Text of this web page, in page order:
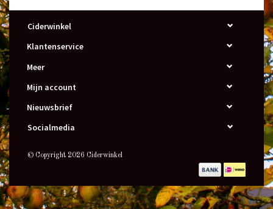
Ciderwinkel
Klantenservice
Meer
Mijn account
Nieuwsbrief
Socialmedia
© Copyright 2026 Ciderwinkel